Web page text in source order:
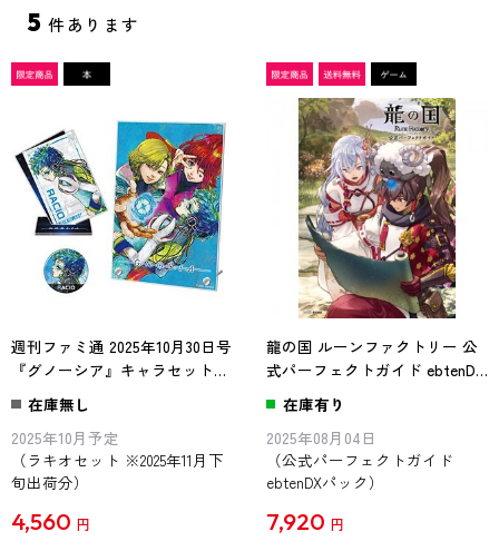
5 件あります
週刊ファミ通 2025年10月30日号
『グノーシア』キャラセット：
ラキオ ※2025年11月下旬出荷分
在庫無し
2025年10月予定
（ラキオセット ※2025年11月下
旬出荷分）
4,560 円
龍の国 ルーンファクトリー 公
式パーフェクトガイド ebtenDX
パック
在庫有り
2025年08月04日
（公式パーフェクトガイド
ebtenDXパック）
7,920 円